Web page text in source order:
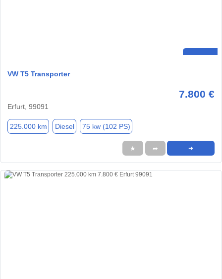
VW T5 Transporter
7.800 €
Erfurt, 99091
225.000 km Diesel 75 kw (102 PS)
★ ➦ ➜